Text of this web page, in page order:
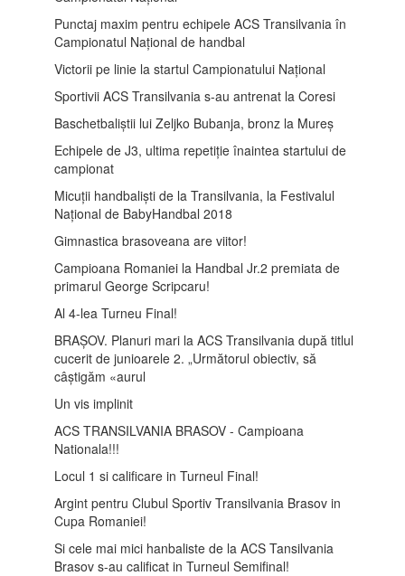
Punctaj maxim pentru echipele ACS Transilvania în
Campionatul Național de handbal
Victorii pe linie la startul Campionatului Național
Sportivii ACS Transilvania s-au antrenat la Coresi
Baschetbaliștii lui Zeljko Bubanja, bronz la Mureș
Echipele de J3, ultima repetiție înaintea startului de
campionat
Micuții handbaliști de la Transilvania, la Festivalul
Național de BabyHandbal 2018
Gimnastica brasoveana are viitor!
Campioana Romaniei la Handbal Jr.2 premiata de
primarul George Scripcaru!
Al 4-lea Turneu Final!
BRAȘOV. Planuri mari la ACS Transilvania după titlul
cucerit de junioarele 2. „Următorul obiectiv, să
câștigăm «aurul
Un vis implinit
ACS TRANSILVANIA BRASOV - Campioana
Nationala!!!
Locul 1 si calificare in Turneul Final!
Argint pentru Clubul Sportiv Transilvania Brasov in
Cupa Romaniei!
Si cele mai mici hanbaliste de la ACS Tansilvania
Brasov s-au calificat in Turneul Semifinal!